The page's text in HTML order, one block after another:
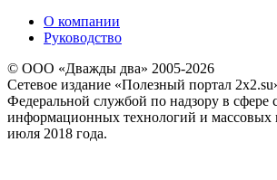
О компании
Руководство
© ООО «Дважды два» 2005-2026
Сетевое издание «Полезный портал
Федеральной службой по надзору в сфере
информационных технологий и массовых
июля 2018 года.